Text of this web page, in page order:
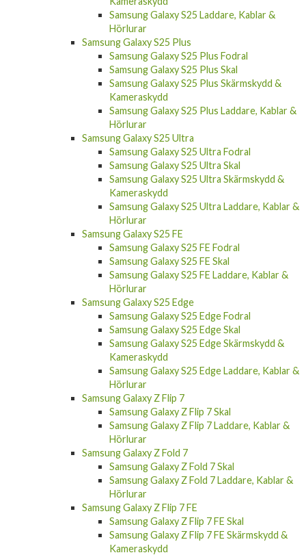
Samsung Galaxy S25 Laddare, Kablar &
Hörlurar
Samsung Galaxy S25 Plus
Samsung Galaxy S25 Plus Fodral
Samsung Galaxy S25 Plus Skal
Samsung Galaxy S25 Plus Skärmskydd &
Kameraskydd
Samsung Galaxy S25 Plus Laddare, Kablar &
Hörlurar
Samsung Galaxy S25 Ultra
Samsung Galaxy S25 Ultra Fodral
Samsung Galaxy S25 Ultra Skal
Samsung Galaxy S25 Ultra Skärmskydd &
Kameraskydd
Samsung Galaxy S25 Ultra Laddare, Kablar &
Hörlurar
Samsung Galaxy S25 FE
Samsung Galaxy S25 FE Fodral
Samsung Galaxy S25 FE Skal
Samsung Galaxy S25 FE Laddare, Kablar &
Hörlurar
Samsung Galaxy S25 Edge
Samsung Galaxy S25 Edge Fodral
Samsung Galaxy S25 Edge Skal
Samsung Galaxy S25 Edge Skärmskydd &
Kameraskydd
Samsung Galaxy S25 Edge Laddare, Kablar &
Hörlurar
Samsung Galaxy Z Flip 7
Samsung Galaxy Z Flip 7 Skal
Samsung Galaxy Z Flip 7 Laddare, Kablar &
Hörlurar
Samsung Galaxy Z Fold 7
Samsung Galaxy Z Fold 7 Skal
Samsung Galaxy Z Fold 7 Laddare, Kablar &
Hörlurar
Samsung Galaxy Z Flip 7 FE
Samsung Galaxy Z Flip 7 FE Skal
Samsung Galaxy Z Flip 7 FE Skärmskydd &
Kameraskydd